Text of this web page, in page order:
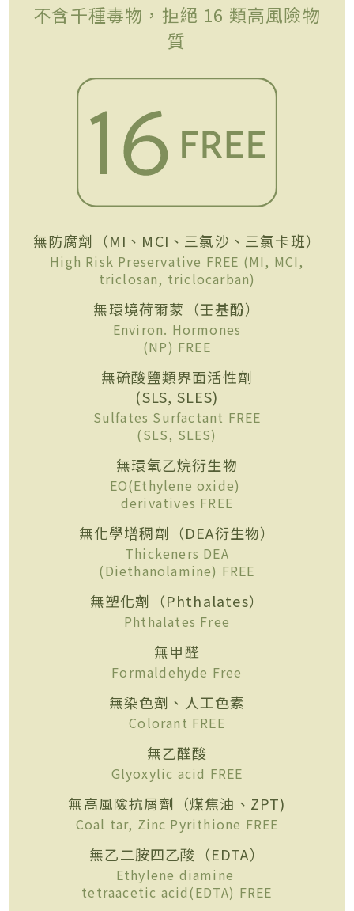
不含千種毒物，拒絕 16 類高風險物
質
無防腐劑（MI、MCI、三氯沙、三氯卡班）
High Risk Preservative FREE (MI, MCI,
triclosan, triclocarban)
無環境荷爾蒙（壬基酚）
Environ. Hormones
(NP) FREE
無硫酸鹽類界面活性劑
(SLS, SLES)
Sulfates Surfactant FREE
(SLS, SLES)
無環氧乙烷衍生物
EO(Ethylene oxide)
derivatives FREE
無化學增稠劑（DEA衍生物）
Thickeners DEA
(Diethanolamine) FREE
無塑化劑（Phthalates）
Phthalates Free
無甲醛
Formaldehyde Free
無染色劑、人工色素
Colorant FREE
無乙醛酸
Glyoxylic acid FREE
無高風險抗屑劑（煤焦油、ZPT)
Coal tar, Zinc Pyrithione FREE
無乙二胺四乙酸（EDTA）
Ethylene diamine
tetraacetic acid(EDTA) FREE